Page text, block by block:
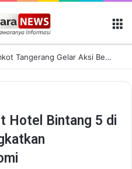
Semarak HUT Ke-81 RI, Pemkot Tangerang Gelar Aksi Bersih Kota dan Bagikan Bendera Merah Putih
Hotel Bintang 5 di